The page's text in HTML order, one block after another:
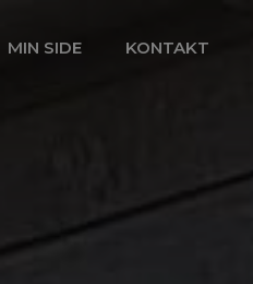
MIN SIDE KONTAKT